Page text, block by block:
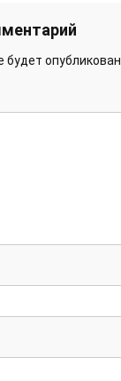
опубликован.